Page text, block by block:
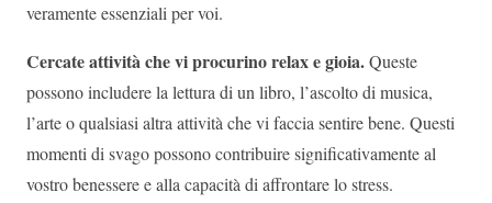
veramente essenziali per voi.
Cercate attività che vi procurino relax e gioia.Queste
possono includere la lettura di un libro, l’ascolto di musica,
l’arte o qualsiasi altra attività che vi faccia sentire bene. Questi
momenti di svago possono contribuire significativamente al
vostro benessere e alla capacità di affrontare lo stress.